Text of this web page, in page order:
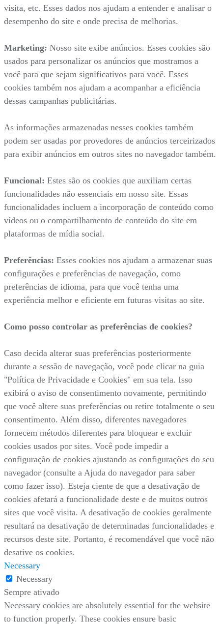
visita, etc. Esses dados nos ajudam a entender e analisar o
desempenho do site e onde precisa de melhorias.
Marketing: Nosso site exibe anúncios. Esses cookies são
usados para personalizar os anúncios que mostramos a
você para que sejam significativos para você. Esses
cookies também nos ajudam a acompanhar a eficiência
dessas campanhas publicitárias.
As informações armazenadas nesses cookies também
podem ser usadas por provedores de anúncios terceirizados
para exibir anúncios em outros sites no navegador também.
Funcional: Estes são os cookies que auxiliam certas
funcionalidades não essenciais em nosso site. Essas
funcionalidades incluem a incorporação de conteúdo como
vídeos ou o compartilhamento de conteúdo do site em
plataformas de mídia social.
Preferências: Esses cookies nos ajudam a armazenar suas
configurações e preferências de navegação, como
preferências de idioma, para que você tenha uma
experiência melhor e eficiente em futuras visitas ao site.
Como posso controlar as preferências de cookies?
Caso decida alterar suas preferências posteriormente
durante a sessão de navegação, você pode clicar na guia
"Política de Privacidade e Cookies" em sua tela. Isso
exibirá o aviso de consentimento novamente, permitindo
que você altere suas preferências ou retire totalmente o seu
consentimento. Além disso, diferentes navegadores
fornecem métodos diferentes para bloquear e excluir
cookies usados por sites. Você pode impedir a
configuração de cookies ajustando as configurações do seu
navegador (consulte a Ajuda do navegador para saber
como fazer isso). Esteja ciente de que a desativação de
cookies afetará a funcionalidade deste e de muitos outros
sites que você visita. A desativação de cookies geralmente
resultará na desativação de determinadas funcionalidades e
recursos deste site. Portanto, é recomendável que você não
desative os cookies.
Necessary
Necessary
Sempre ativado
Necessary cookies are absolutely essential for the website
to function properly. These cookies ensure basic